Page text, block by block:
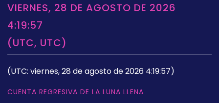
VIERNES, 28 DE AGOSTO DE 2026
4:19:57
(UTC, UTC)
(UTC: viernes, 28 de agosto de 2026 4:19:57)
CUENTA REGRESIVA DE LA LUNA LLENA